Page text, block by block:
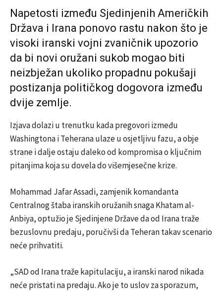
Napetosti između Sjedinjenih Američkih
Država i Irana ponovo rastu nakon što je
visoki iranski vojni zvaničnik upozorio
da bi novi oružani sukob mogao biti
neizbježan ukoliko propadnu pokušaji
postizanja političkog dogovora između
dvije zemlje.
Izjava dolazi u trenutku kada pregovori između
Washingtona i Teherana ulaze u osjetljivu fazu, a obje
strane i dalje ostaju daleko od kompromisa o ključnim
pitanjima koja su dovela do višemjesečne krize.
Mohammad Jafar Assadi, zamjenik komandanta
Centralnog štaba iranskih oružanih snaga Khatam al-
Anbiya, optužio je Sjedinjene Države da od Irana traže
bezuslovnu predaju, poručivši da Teheran takav scenario
neće prihvatiti.
„SAD od Irana traže kapitulaciju, a iranski narod nikada
neće pristati na predaju. Ako je to uslov za sporazum,